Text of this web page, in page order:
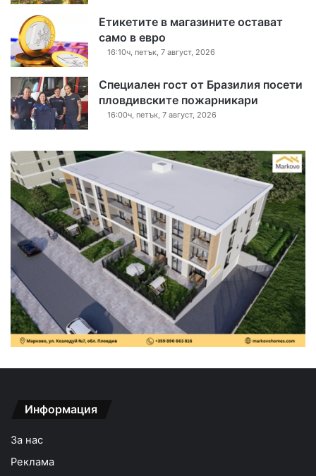
Етикетите в магазините остават
само в евро
16:10ч, петък, 7 август, 2026
Специален гост от Бразилия посети
пловдивските пожарникари
16:00ч, петък, 7 август, 2026
Информация
За нас
Реклама